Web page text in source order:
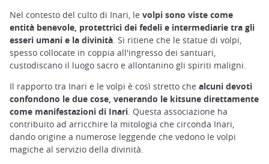
Nel contesto del culto di Inari, le volpi sono viste come
entità benevole, protettrici dei fedeli e intermediarie tra gli
esseri umani e la divinità . Si ritiene che le statue di volpi,
spesso collocate in coppia all'ingresso dei santuari,
custodiscano il luogo sacro e allontanino gli spiriti maligni.
Il rapporto tra Inari e le volpi è così stretto che alcuni devoti
confondono le due cose, venerando le kitsune direttamente
come manifestazioni di Inari. Questa associazione ha
contribuito ad arricchire la mitologia che circonda Inari,
dando origine a numerose leggende che vedono le volpi
magiche al servizio della divinità.